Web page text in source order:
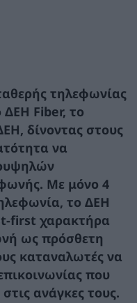
τηλεφωνίας
ΔΕΗ Fiber, το
δίνοντας στους
να
Με μόνο 4
το ΔΕΗ
first χαρακτήρα
ως πρόσθετη
καταναλωτές να
που
ανάγκες τους.